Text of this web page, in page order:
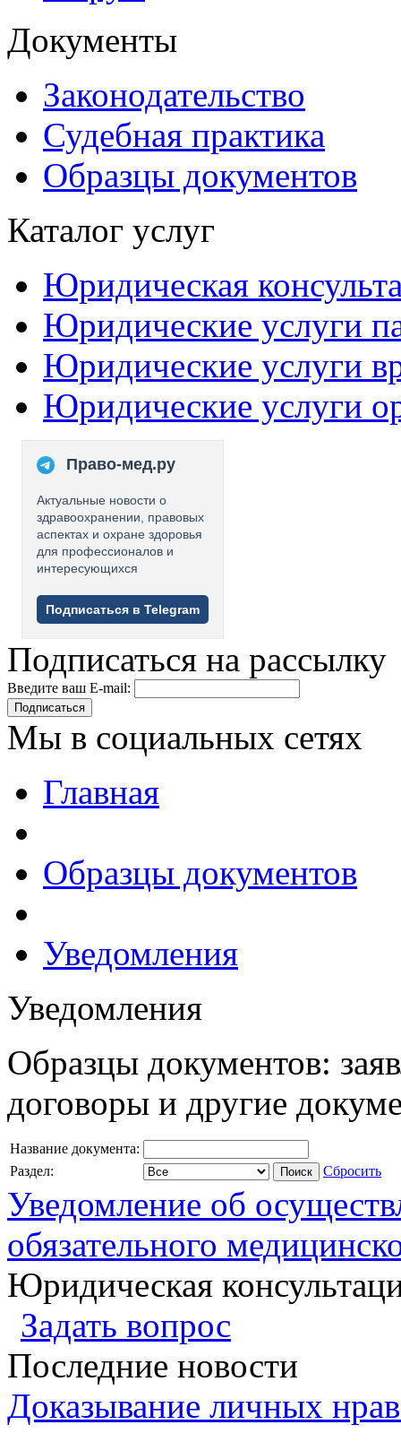
Документы
Законодательство
Судебная практика
Образцы документов
Каталог услуг
Юридическая
Юридические услуги
Юридические услуги
Юридические услуги
Право-мед.ру
Актуальные новости о
здравоохранении, правовых
аспектах и охране здоровья
для профессионалов и
интересующихся
Подписаться в Telegram
Подписаться на рассылку
Введите ваш E-mail:
Подписаться
Мы в социальных сетях
Главная
Образцы документов
Уведомления
Уведомления
Образцы документов:
договоры и другие
Название документа:
Раздел:
Сбросить
Уведомление об
обязательного
Юридическая
Задать вопрос
Последние новости
Доказывание личных